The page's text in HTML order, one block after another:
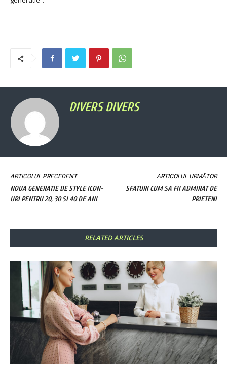
DIVERS DIVERS
ARTICOLUL PRECEDENT
NOUA GENERATIE DE STYLE ICON-
URI PENTRU 20, 30 SI 40 DE ANI
ARTICOLUL URMĂTOR
SFATURI CUM SA FII ADMIRAT DE
PRIETENI
RELATED ARTICLES